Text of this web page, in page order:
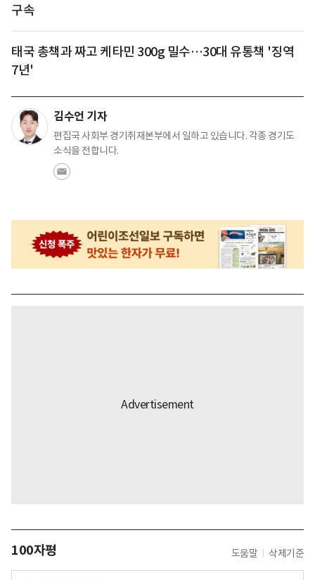
구속
태국 총책과 짜고 케타민 300g 밀수…30대 유통책 '징역
7년'
김수언 기자
편집국 사회부 경기취재본부에서 일하고 있습니다. 각종 경기도
소식을 전합니다.
100자평 도움말 삭제기준